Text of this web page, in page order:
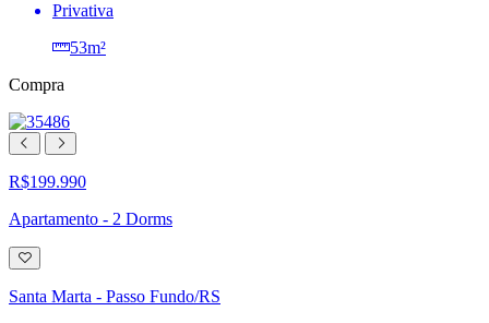
Privativa
53m²
Compra
R$199.990
Apartamento - 2 Dorms
Adicionar
à
lista
de
Santa Marta - Passo Fundo/RS